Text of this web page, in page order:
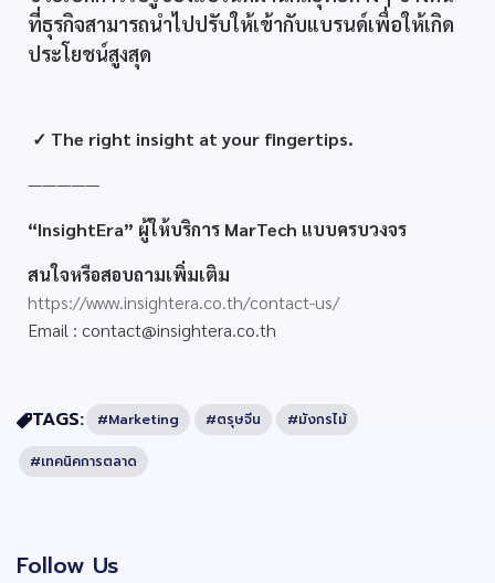
ที่ธุรกิจสามารถนำไปปรับให้เข้ากับแบรนด์เพื่อให้เกิด
ประโยชน์สูงสุด
✓ The right insight at your fingertips.
—————
“InsightEra” ผู้ให้บริการ MarTech แบบครบวงจร
สนใจหรือสอบถามเพิ่มเติม
https://www.insightera.co.th/contact-us/
Email : contact@insightera.co.th
TAGS: #Marketing #ตรุษจีน #มังกรไม้
#เทคนิคการตลาด
Follow Us